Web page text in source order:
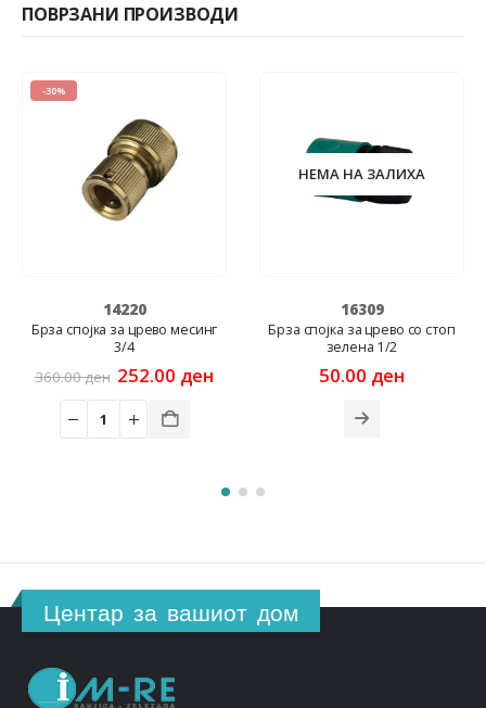
ПОВРЗАНИ ПРОИЗВОДИ
-30%
14220
Брза спојка за црево месинг
3/4
360.00ден Original
was:
360.00 ден.
252.00 ден
НЕМА НА ЗАЛИХА
16309
Брза спојка за црево со стоп
зелена 1/2
50.00 ден
Центар за вашиот дом